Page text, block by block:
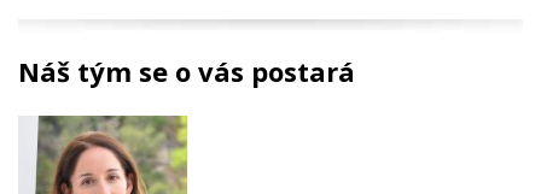
Náš tým se o vás postará